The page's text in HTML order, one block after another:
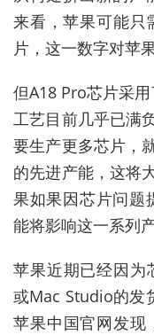
来看，苹果可能只
片，这一数字对苹
但A18 Pro芯片采
工艺目前几乎已满
要生产更多芯片，
的先进产能，这将
果如果因芯片问题
能将影响这一系列
苹果近期已经因为
或Mac Studio的发
苹果中国官网发现